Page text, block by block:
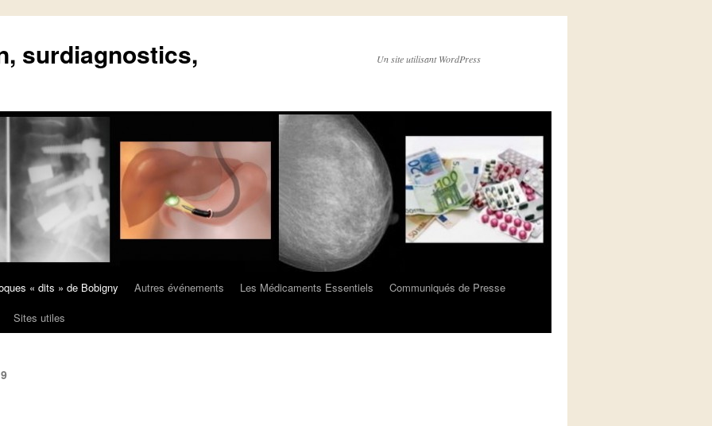
surdiagnostics,
Un site utilisant WordPress
« dits » de Bobigny Autres événements Les Médicaments Essentiels
Communiqués de Presse
Sites utiles